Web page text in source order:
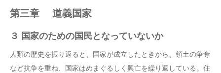
第三章 道義国家
３ 国家のための国民となっていないか
人類の歴史を振り返ると、国家が成立したときから、領土の争奪
など抗争を重ね、国家はめまぐるしく興亡を繰り返している。住